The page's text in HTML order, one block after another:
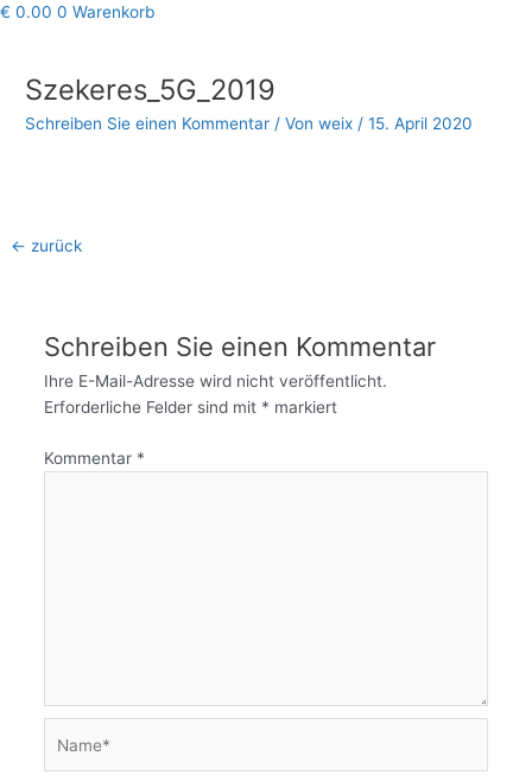
€ 0.00 0 Warenkorb
Szekeres_5G_2019
Schreiben Sie einen Kommentar / Vonweix /15. April 2020
← zurück
Schreiben Sie einen Kommentar
Ihre E-Mail-Adresse wird nicht veröffentlicht.
Erforderliche Felder sind mit * markiert
Kommentar *